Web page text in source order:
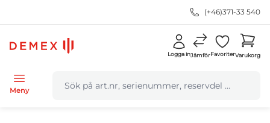
(+46)371-33 540
Logga inJämförFavoriterVarukorg
Meny